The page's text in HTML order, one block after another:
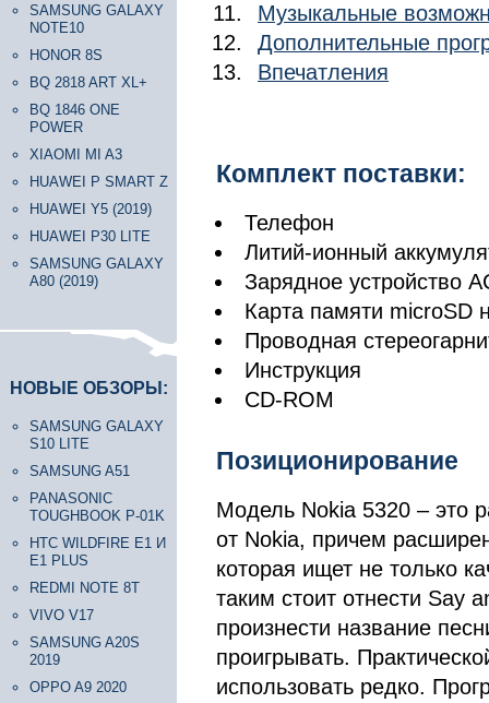
SAMSUNG GALAXY
NOTE10
HONOR 8S
BQ 2818 ART XL+
BQ 1846 ONE
POWER
XIAOMI MI A3
HUAWEI P SMART Z
HUAWEI Y5 (2019)
HUAWEI P30 LITE
SAMSUNG GALAXY
A80 (2019)
НОВЫЕ ОБЗОРЫ:
SAMSUNG GALAXY
S10 LITE
SAMSUNG A51
PANASONIC
TOUGHBOOK P-01K
HTC WILDFIRE E1 И
E1 PLUS
REDMI NOTE 8T
VIVO V17
SAMSUNG A20S
2019
OPPO A9 2020
Музыкальные
Дополнительные
Впечатления
Комплект поставки:
Телефон
Литий-ионный
Зарядное устройство
Карта памяти microSD
Проводная
Инструкция
CD-ROM
Позиционирование
Модель Nokia 5320 – это
от Nokia, причем
которая ищет не только
таким стоит отнести Say
произнести название
проигрывать.
использовать редко.